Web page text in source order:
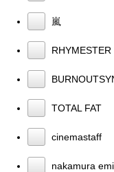
嵐
RHYMESTER
TOTAL FAT
cinemastaff
nakamura emi